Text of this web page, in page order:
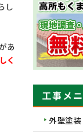
し
あ
く
工事メ
外壁塗装